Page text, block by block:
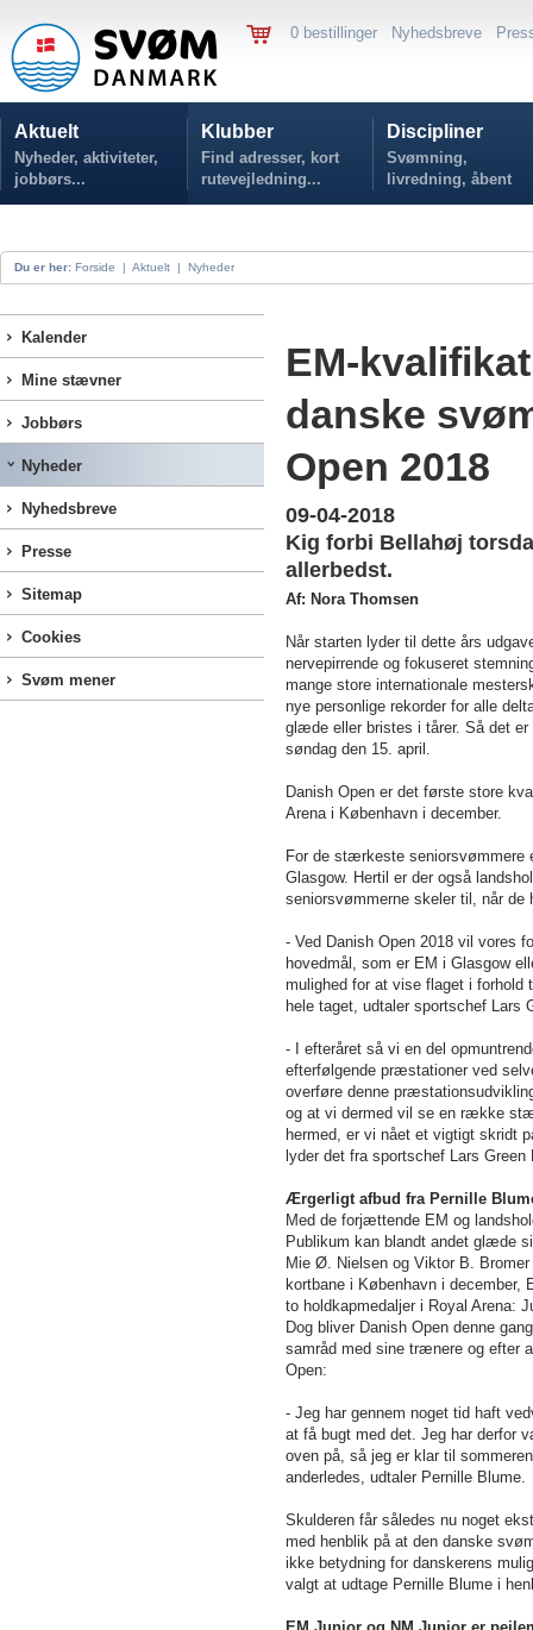
0 bestillinger Nyhedsbreve
Aktuelt
Nyheder, aktiviteter,
jobbørs...
Klubber
Find adresser, kort
rutevejledning...
Discipliner
Svømning,
livredning, åbent
vand...
Du er her: Forside | Aktuelt | Nyheder
Kalender
Mine stævner
Jobbørs
Nyheder
Nyhedsbreve
Presse
Sitemap
Cookies
Svøm mener
EM-
danske
Open 2018
09-04-2018
Kig forbi Bellahøj
allerbedst.
Af: Nora Thomsen
Når starten lyder til dette års
nervepirrende og fokuseret
mange store internationale
nye personlige rekorder for alle
glæde eller bristes i tårer. Så det er
søndag den 15. april.
Danish Open er det første store
Arena i København i december.
For de stærkeste seniorsvømmere
Glasgow. Hertil er der også
seniorsvømmerne skeler til, når de
- Ved Danish Open 2018 vil vores
hovedmål, som er EM i Glasgow
mulighed for at vise flaget i forhold
hele taget, udtaler sportschef Lars
- I efteråret så vi en del
efterfølgende præstationer ved
overføre denne
og at vi dermed vil se en række
hermed, er vi nået et vigtigt skridt
lyder det fra sportschef Lars Green
Ærgerligt afbud fra Pernille
Med de forjættende EM og
Publikum kan blandt andet glæde
Mie Ø. Nielsen og Viktor B.
kortbane i København i december,
to holdkapmedaljer i Royal
Dog bliver Danish Open denne
samråd med sine trænere og efter
Open:
- Jeg har gennem noget tid haft
at få bugt med det. Jeg har derfor
oven på, så jeg er klar til
anderledes, udtaler Pernille Blume.
Skulderen får således nu noget
med henblik på at den danske
ikke betydning for danskerens
valgt at udtage Pernille Blume i